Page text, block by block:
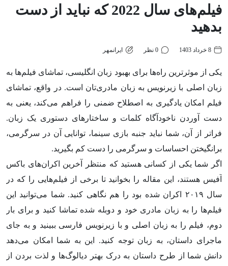
فیلم‌های سال 2022 که نباید از دست
بدهید
8 خرداد 1403 0 نظر ایرانمهر
یکی از موثرترین راه‌ها برای بهبود زبان انگلیسی، تماشای فیلم‌ها به
زبان اصلی با زیرنویس به زبان مادری‌تان است. در واقع، تماشای
فیلم امکان یادگیری به اصطلاح ضمنی را فراهم می‌کند، یعنی به
دست آوردن ناخودآگاه کلمات و ساختارهای دستوری یک زبان.
فراتر از آن، شما نباید جنبه بازی سینما، توانایی آن در سرگرمی،
برانگیختن احساسات و سرگرمی ‌را دست کم بگیرید.
اگر شما یکی از کسانی هستید که منتظر آخرین اکران‌های باکس
آفیس هستند، این مقاله را بخوانید تا برخی از فیلم‌هایی را که در
سال ۲۰۱۹ اکران شده بود را هم نگاهی کنید. شما می‌توانید این
فیلم‌ها را به زبان مادری خود و دوبله شده تماشا کنید و برای بار
دوم، فیلم را به زبان اصلی و با زیرنویس فارسی ببینید و به جای
ماجرای داستان، به زبان توجه کنید. این به شما امکان می‌دهد
دانش شما از طرح داستان به درک بهتر دیالوگ‌ها و لذت بردن از